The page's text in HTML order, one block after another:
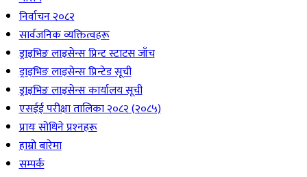
निर्वाचन २०८२
सार्वजनिक व्यक्तित्वहरू
ड्राइभिङ लाइसेन्स प्रिन्ट स्टाटस जाँच
ड्राइभिङ लाइसेन्स प्रिन्टेड सूची
ड्राइभिङ लाइसेन्स कार्यालय सूची
एसईई परीक्षा तालिका २०८२ (२०८५)
प्रायः सोधिने प्रश्‍नहरू
हाम्रो बारेमा
सम्पर्क